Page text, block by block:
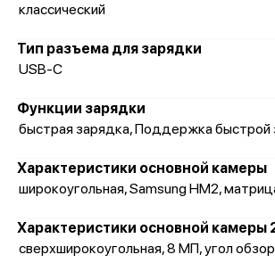
классический
Тип разъема для зарядки
USB-C
Функции зарядки
быстрая зарядка, Поддержка быстрой
Характеристики основной камеры
широкоугольная, Samsung HM2,
Характеристики основной камеры
сверхширокоугольная, 8 МП, угол